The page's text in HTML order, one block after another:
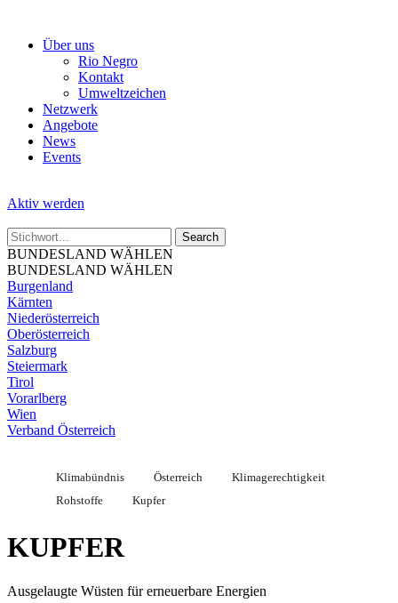
Über uns
Rio Negro
Kontakt
Umweltzeichen
Netzwerk
Angebote
News
Events
Aktiv werden
BUNDESLAND WÄHLEN
BUNDESLAND WÄHLEN
Burgenland
Kärnten
Niederösterreich
Oberösterreich
Salzburg
Steiermark
Tirol
Vorarlberg
Wien
Verband Österreich
Klimabündnis Österreich
Klimagerechtigkeit
Rohstoffe
Kupfer
KUPFER
Ausgelaugte Wüsten für erneuerbare Energien